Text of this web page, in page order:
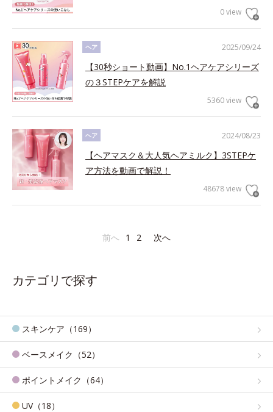
0 view
2025/09/24
ヘア
【30秒ショート動画】No.1ヘアケアシリーズ
の３STEPケアを解説
5360 view
2024/08/23
ヘア
【ヘアマスク＆大人気ヘアミルク】3STEPケ
ア方法を動画で解説！
48678 view
前へ 1 2 次へ
カテゴリで探す
スキンケア（169）
ベースメイク（52）
ポイントメイク（64）
UV（18）